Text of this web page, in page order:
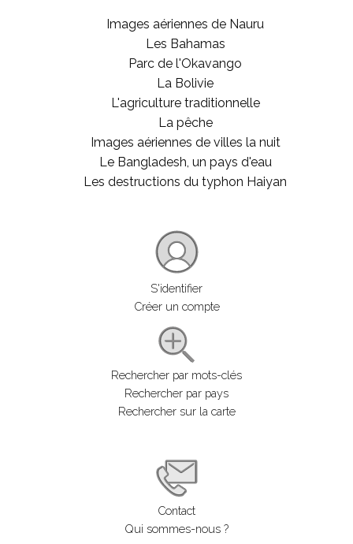
Images aériennes de Nauru
Les Bahamas
Parc de l'Okavango
La Bolivie
L'agriculture traditionnelle
La pêche
Images aériennes de villes la nuit
Le Bangladesh, un pays d'eau
Les destructions du typhon Haiyan
S'identifier
Créer un compte
Rechercher par mots-clés
Rechercher par pays
Rechercher sur la carte
Contact
Qui sommes-nous ?